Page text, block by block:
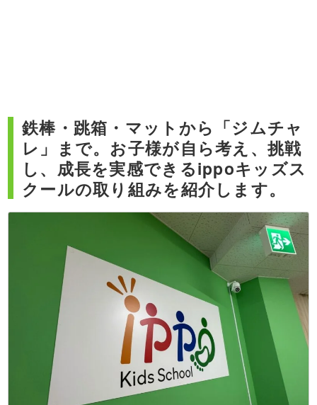
鉄棒・跳箱・マットから「ジムチャ
レ」まで。お子様が自ら考え、挑戦
し、成長を実感できるippoキッズス
クールの取り組みを紹介します。